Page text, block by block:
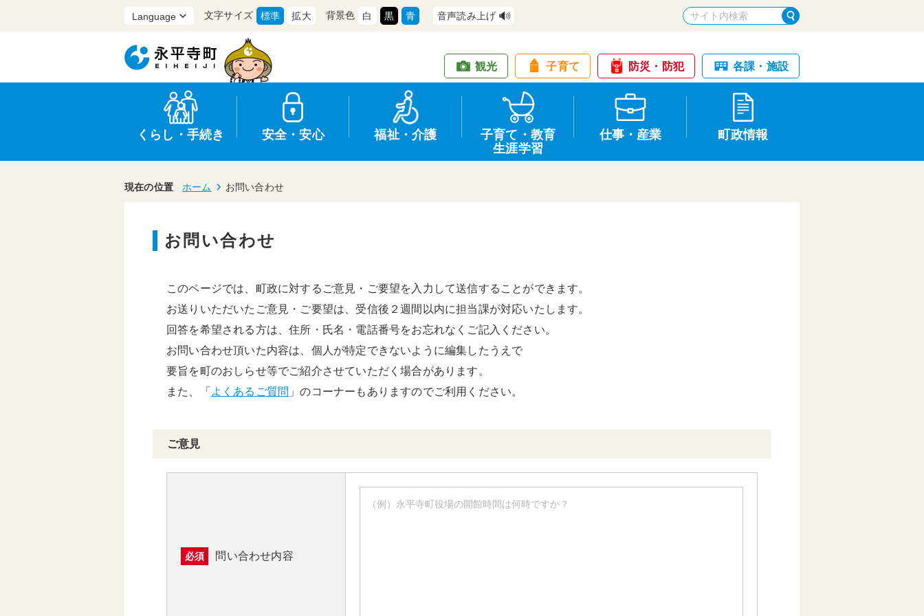
観光 子育て 防災・防犯 各課・施設
くらし・手続き
上水道・下水道
申請書・証明書 支援 環境
安全・安心
防災
福祉・介護
医療
子育て・教育
生涯学習
保育・子育て
仕事・産業
農業・林業・漁業
町政情報
行政
広報 募集 申請手続き
頑張る地方応援プロ
グラム
文字サイズ 標準 拡大 背景色 白 黒 青 音声読み上げ
現在の位置 ホーム お問い合わせ
お問い合わせ
このページでは、町政に対するご意見・ご要望を入力して送信することができます。
お送りいただいたご意見・ご要望は、受信後２週間以内に担当課が対応いたします。
回答を希望される方は、住所・氏名・電話番号をお忘れなくご記入ください。
お問い合わせ頂いた内容は、個人が特定できないように編集したうえで
要旨を町のおしらせ等でご紹介させていただく場合があります。
また、「 よくあるご質問 」のコーナーもありますのでご利用ください。
ご意見
必須 問い合わせ内容